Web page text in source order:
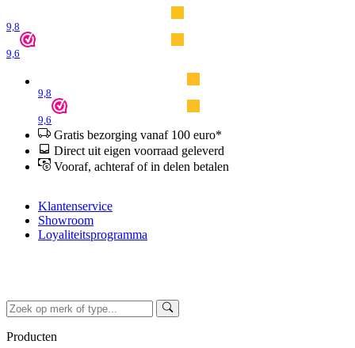
9,8
9,6
9,8
9,6
Gratis bezorging vanaf 100 euro*
Direct uit eigen voorraad geleverd
Vooraf, achteraf of in delen betalen
Klantenservice
Showroom
Loyaliteitsprogramma
Producten